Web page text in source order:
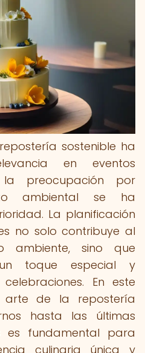
sostenible ha
en eventos
la preocupación por
ambiental se ha
La planificación
no solo contribuye al
ambiente, sino que
toque especial y
En este
arte de la repostería
hasta las últimas
es fundamental para
culinaria única y